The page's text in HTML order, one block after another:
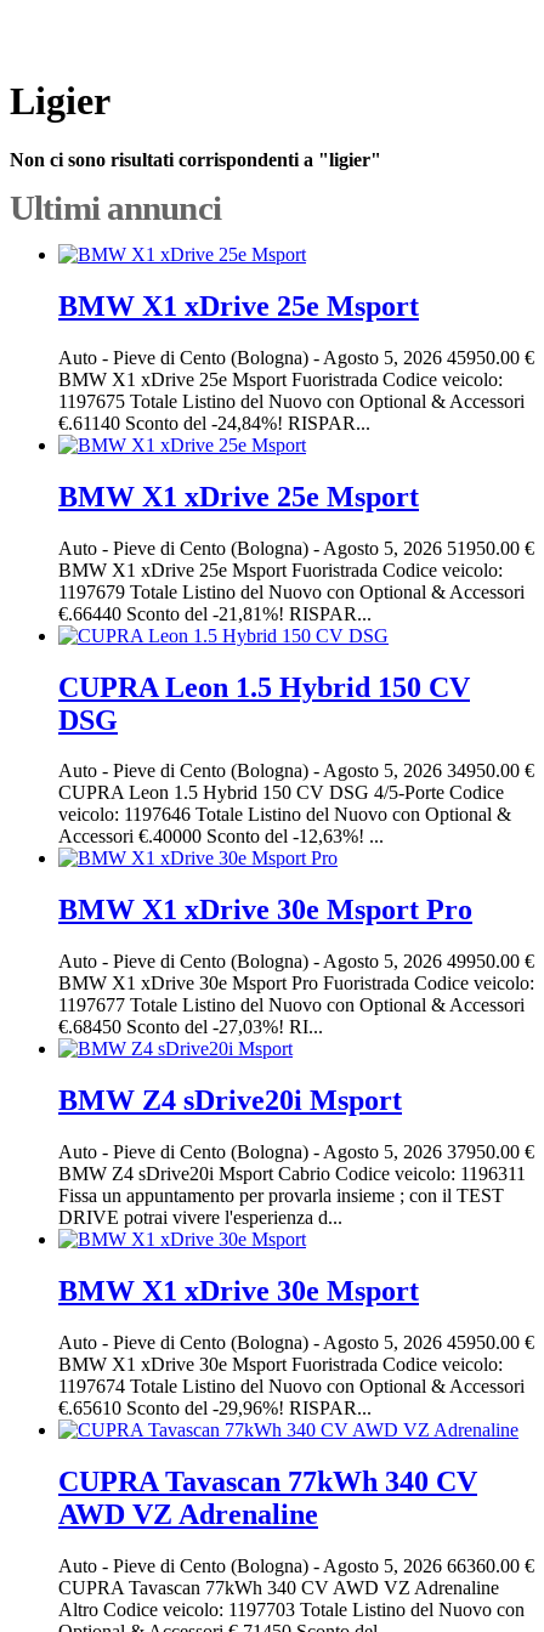
Ligier
Non ci sono risultati corrispondenti a "ligier"
Ultimi annunci
BMW X1 xDrive 25e Msport
Auto - Pieve di Cento (Bologna) - Agosto 5, 2026 45950.00 €
BMW X1 xDrive 25e Msport Fuoristrada Codice veicolo:
1197675 Totale Listino del Nuovo con Optional & Accessori
€.61140 Sconto del -24,84%! RISPAR...
BMW X1 xDrive 25e Msport
Auto - Pieve di Cento (Bologna) - Agosto 5, 2026 51950.00 €
BMW X1 xDrive 25e Msport Fuoristrada Codice veicolo:
1197679 Totale Listino del Nuovo con Optional & Accessori
€.66440 Sconto del -21,81%! RISPAR...
CUPRA Leon 1.5 Hybrid 150 CV
DSG
Auto - Pieve di Cento (Bologna) -Agosto 5, 2026 34950.00 €
CUPRA Leon 1.5 Hybrid 150 CV DSG 4/5-Porte Codice
veicolo: 1197646 Totale Listino del Nuovo con Optional &
Accessori €.40000 Sconto del -12,63%! ...
BMW X1 xDrive 30e Msport Pro
Auto - Pieve di Cento (Bologna) - Agosto 5, 2026 49950.00 €
BMW X1 xDrive 30e Msport Pro Fuoristrada Codice veicolo:
1197677 Totale Listino del Nuovo con Optional & Accessori
€.68450 Sconto del -27,03%! RI...
BMW Z4 sDrive20i Msport
Auto - Pieve di Cento (Bologna) - Agosto 5, 2026 37950.00 €
BMW Z4 sDrive20i Msport Cabrio Codice veicolo: 1196311
Fissa un appuntamento per provarla insieme ; con il TEST
DRIVE potrai vivere l'esperienza d...
BMW X1 xDrive 30e Msport
Auto - Pieve di Cento (Bologna) - Agosto 5, 2026 45950.00 €
BMW X1 xDrive 30e Msport Fuoristrada Codice veicolo:
1197674 Totale Listino del Nuovo con Optional & Accessori
€.65610 Sconto del -29,96%! RISPAR...
CUPRA Tavascan 77kWh 340 CV
AWD VZ Adrenaline
Auto - Pieve di Cento (Bologna) - Agosto 5, 2026 66360.00 €
CUPRA Tavascan 77kWh 340 CV AWD VZ Adrenaline
Altro Codice veicolo: 1197703 Totale Listino del Nuovo con